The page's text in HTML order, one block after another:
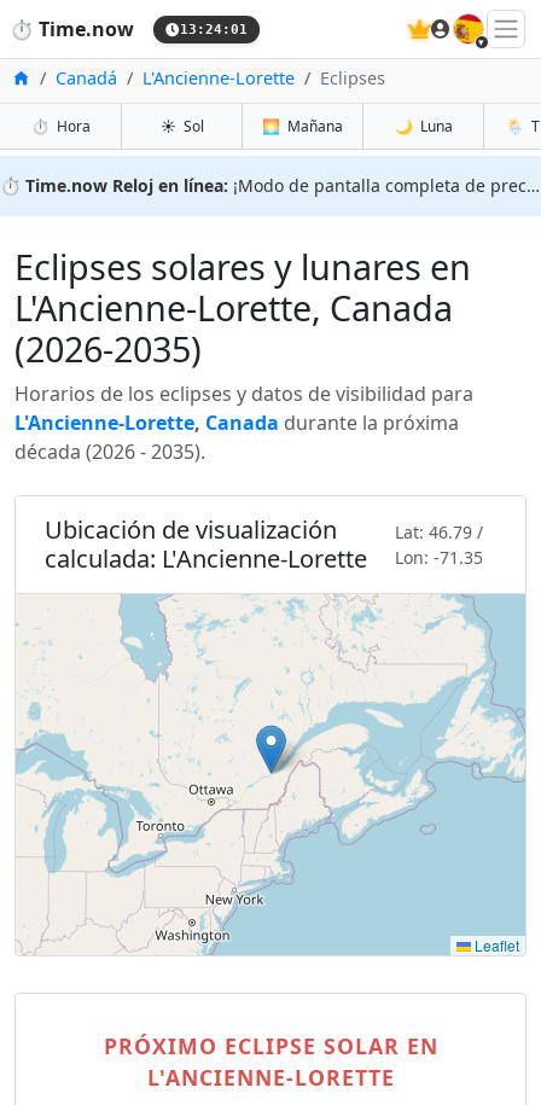
⏱️ Time.now 13:24:03 🇪🇸
InicioCanadá L'Ancienne-Lorette Eclipses
⏱️ Hora ☀️ Sol 🌅 Mañana 🌙 Luna 🌦️
⏱️ Time.now Reloj en línea: ¡Modo de pantalla completa de precisión!
Eclipses solares y lunares en
L'Ancienne-Lorette, Canada
(2026-2035)
Horarios de los eclipses y datos de visibilidad para
L'Ancienne-Lorette, Canada durante la próxima
década (2026 - 2035).
Ubicación de visualización
calculada: L'Ancienne-Lorette
Lat: 46.79 /
Lon: -71.35
Leaflet
PRÓXIMO ECLIPSE SOLAR EN
L'ANCIENNE-LORETTE